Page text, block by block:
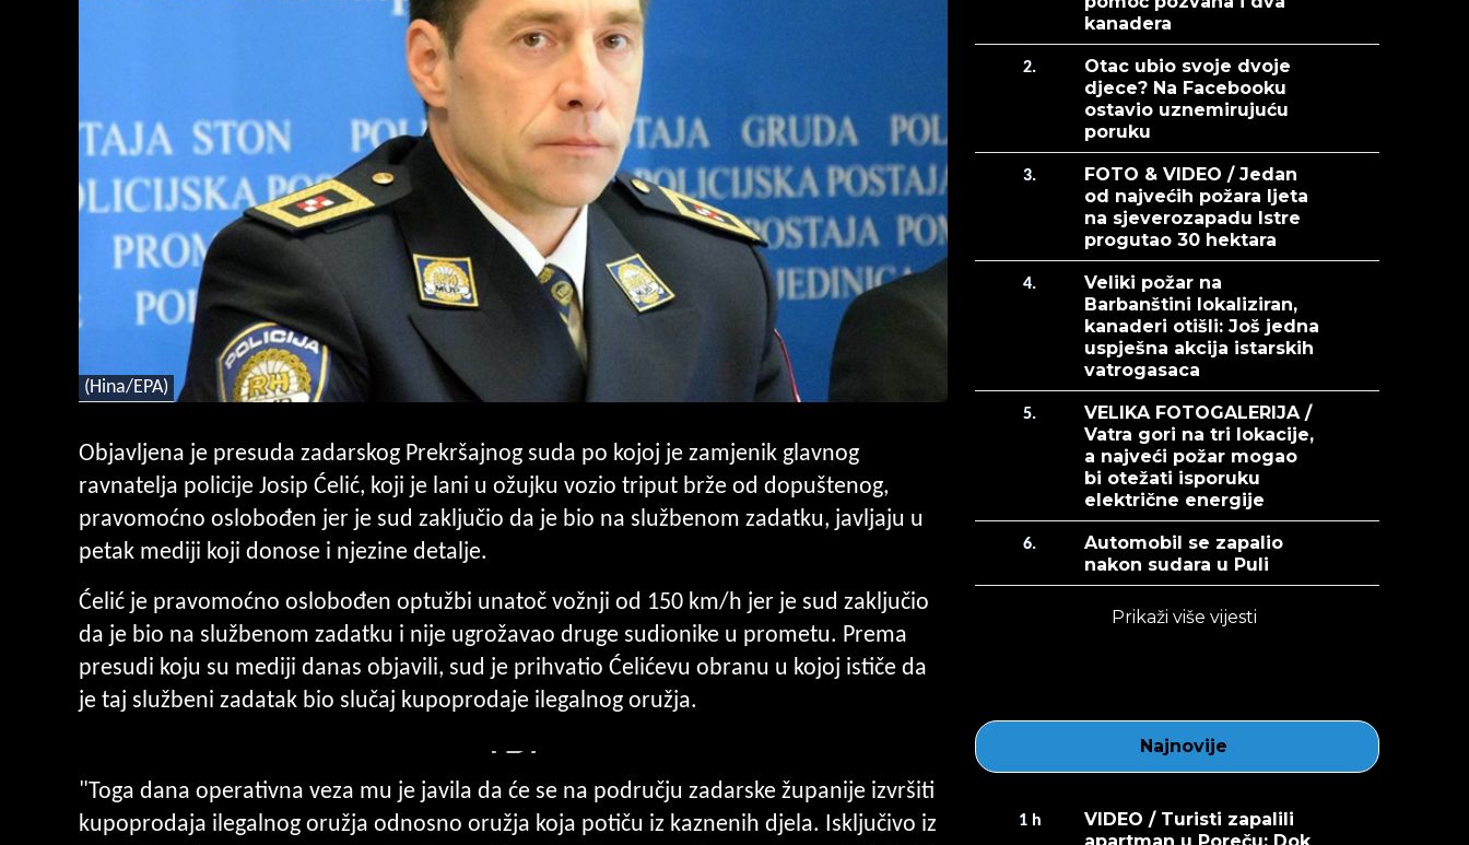
(Hina/EPA)
Objavljena je presuda zadarskog Prekršajnog suda po kojoj je zamjenik glavnog
ravnatelja policije Josip Ćelić, koji je lani u ožujku vozio triput brže od dopuštenog,
pravomoćno oslobođen jer je sud zaključio da je bio na službenom zadatku, javljaju u
petak mediji koji donose i njezine detalje.
Ćelić je pravomoćno oslobođen optužbi unatoč vožnji od 150 km/h jer je sud zaključio
da je bio na službenom zadatku i nije ugrožavao druge sudionike u prometu. Prema
presudi koju su mediji danas objavili, sud je prihvatio Ćelićevu obranu u kojoj ističe da
je taj službeni zadatak bio slučaj kupoprodaje ilegalnog oružja.
"Toga dana operativna veza mu je javila da će se na području zadarske županije izvršiti
kupoprodaja ilegalnog oružja odnosno oružja koja potiču iz kaznenih djela. Isključivo iz
kanadera
2.
Otac ubio svoje dvoje
djece? Na Facebooku
ostavio uznemirujuću
poruku
3.
FOTO & VIDEO / Jedan
od najvećih požara ljeta
na sjeverozapadu Istre
progutao 30 hektara
4.
Veliki požar na
Barbanštini lokaliziran,
kanaderi otišli: Još jedna
uspješna akcija istarskih
vatrogasaca
5.
VELIKA FOTOGALERIJA /
Vatra gori na tri lokacije,
a najveći požar mogao
bi otežati isporuku
električne energije
6.
Automobil se zapalio
nakon sudara u Puli
Prikaži više vijesti
Najnovije
1 h
VIDEO / Turisti zapalili